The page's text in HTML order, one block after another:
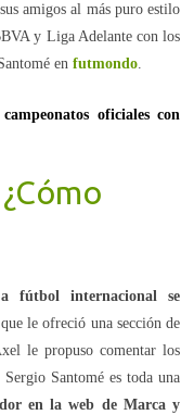
amigos al más puro estilo
y Liga Adelante con los
en futmondo.
oficiales con
fútbol internacional se
le ofreció una sección de
le propuso comentar los
Santomé es toda una
en la web de Marca y